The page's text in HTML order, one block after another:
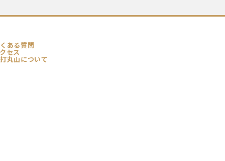
ある質問
セス
丸山について